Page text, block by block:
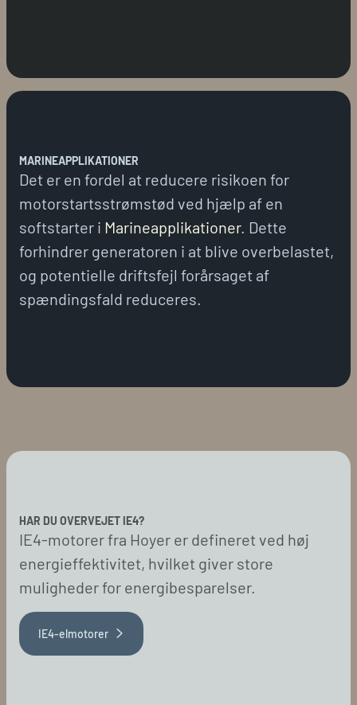
MARINEAPPLIKATIONER
Det er en fordel at reducere risikoen for
motorstartsstrømstød ved hjælp af en
softstarter i Marineapplikationer. Dette
forhindrer generatoren i at blive overbelastet,
og potentielle driftsfejl forårsaget af
spændingsfald reduceres.
HAR DU OVERVEJET IE4?
IE4-motorer fra Hoyer er defineret ved høj
energieffektivitet, hvilket giver store
muligheder for energibesparelser.
IE4-elmotorer